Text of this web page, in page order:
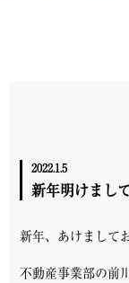
2022.1.5
新年明けまし
新年、あけまして
不動産事業部の前